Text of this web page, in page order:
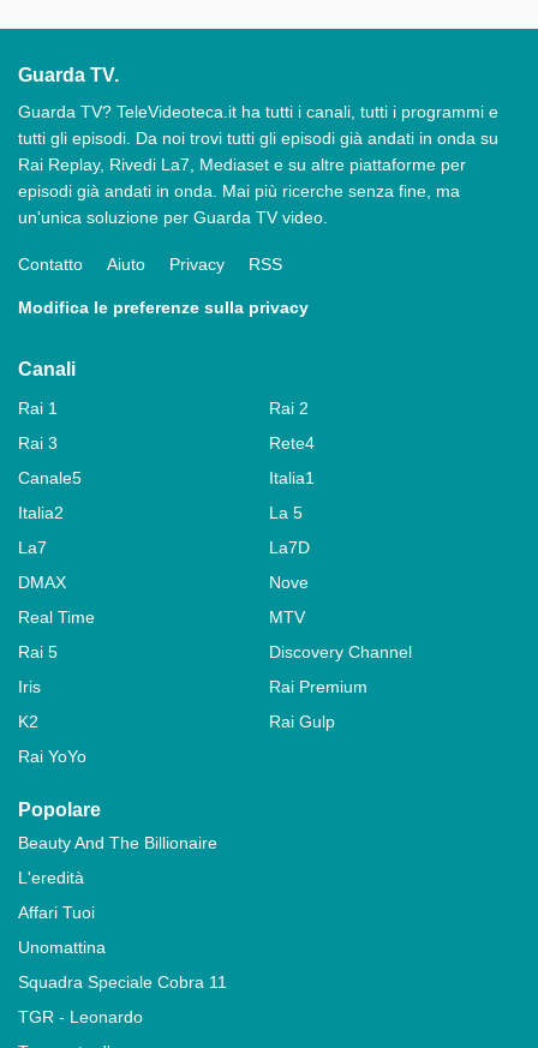
Guarda TV.
Guarda TV? TeleVideoteca.it ha tutti i canali, tutti i programmi e
tutti gli episodi. Da noi trovi tutti gli episodi già andati in onda su
Rai Replay, Rivedi La7, Mediaset e su altre piattaforme per
episodi già andati in onda. Mai più ricerche senza fine, ma
un'unica soluzione per Guarda TV video.
Contatto Aiuto Privacy RSS
Modifica le preferenze sulla privacy
Canali
Rai 1
Rai 2
Rai 3
Rete4
Canale5
Italia1
Italia2
La 5
La7
La7D
DMAX
Nove
Real Time
MTV
Rai 5
Discovery Channel
Iris
Rai Premium
K2
Rai Gulp
Rai YoYo
Popolare
Beauty And The Billionaire
L'eredità
Affari Tuoi
Unomattina
Squadra Speciale Cobra 11
TGR - Leonardo